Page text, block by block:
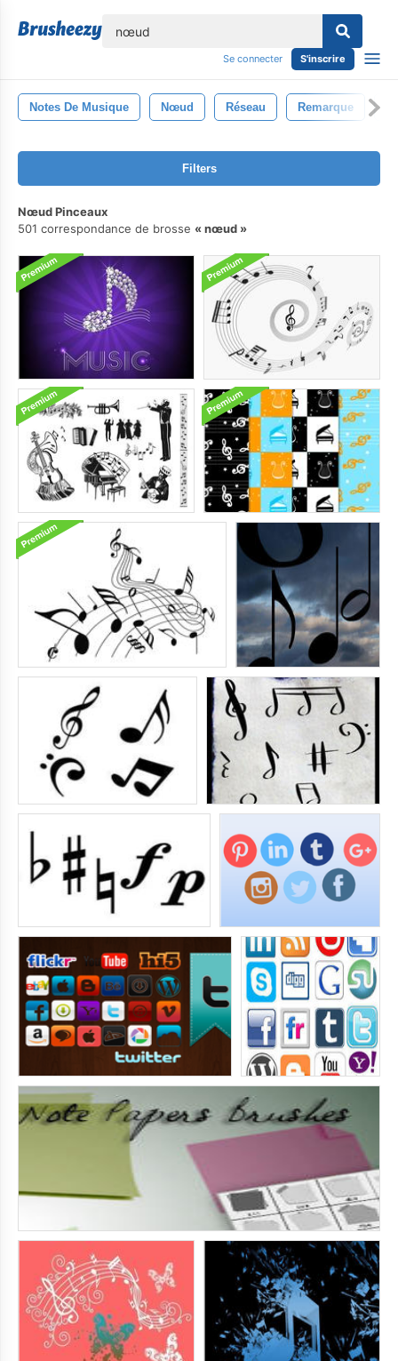
Se connecter S'inscrire
Notes De Musique Nœud Réseau Remarque
Filters
Nœud Pinceaux
501 correspondance de brosse
nœud